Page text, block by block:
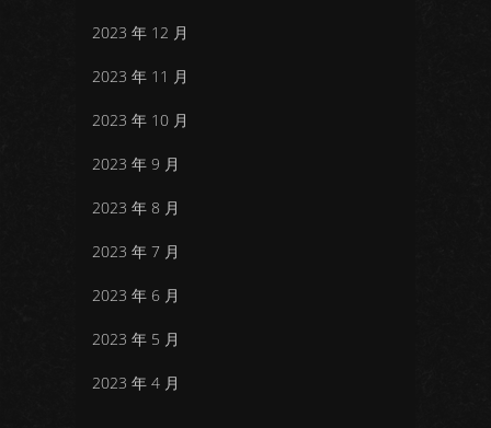
2023 年 12 月
2023 年 11 月
2023 年 10 月
2023 年 9 月
2023 年 8 月
2023 年 7 月
2023 年 6 月
2023 年 5 月
2023 年 4 月